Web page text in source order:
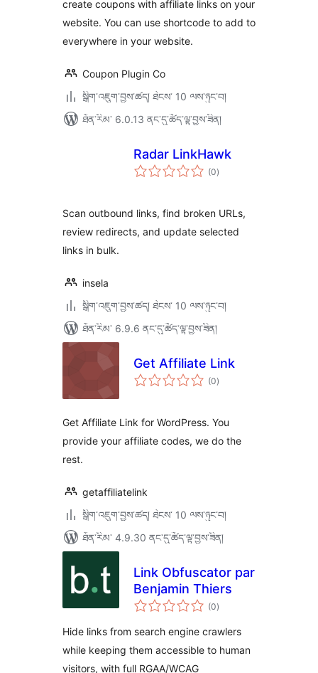
create coupons with affiliate links on your
website. You can use shortcode to add to
everywhere in your website.
Coupon Plugin Co
སྒྲིག་འཇུག་བྱས་ཚད། ཐེངས་ 10 ལས་ཉུང་བ།
ཐོན་རིམ་ 6.0.13 ནང་དུ་ཚོད་ལྟ་བྱས་ཟིན།
Radar LinkHawk
(0གདེང་
འཇོག་
)
Scan outbound links, find broken URLs,
review redirects, and update selected
links in bulk.
insela
སྒྲིག་འཇུག་བྱས་ཚད། ཐེངས་ 10 ལས་ཉུང་བ།
ཐོན་རིམ་ 6.9.6 ནང་དུ་ཚོད་ལྟ་བྱས་ཟིན།
Get Affiliate Link
(0གདེང་
འཇོག་
)
Get Affiliate Link for WordPress. You
provide your affiliate codes, we do the
rest.
getaffiliatelink
སྒྲིག་འཇུག་བྱས་ཚད། ཐེངས་ 10 ལས་ཉུང་བ།
ཐོན་རིམ་ 4.9.30 ནང་དུ་ཚོད་ལྟ་བྱས་ཟིན།
Link Obfuscator par
Benjamin Thiers
(0གདེང་
འཇོག་
ཚང་།
)
Hide links from search engine crawlers
while keeping them accessible to human
visitors, with full RGAA/WCAG